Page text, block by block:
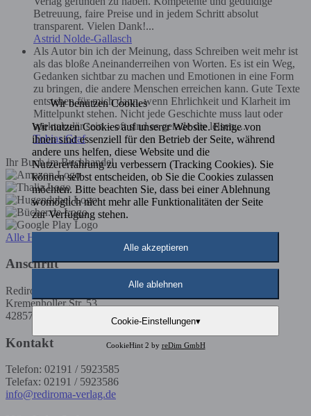
Betreuung, faire Preise und in jedem Schritt absolut
transparent. Vielen Dank!...
Astrid Nolde-Gallasch
Als Autor bin ich der Meinung, dass Schreiben weit mehr ist
als das bloße Aneinanderreihen von Worten. Es ist ein Weg,
Gedanken sichtbar zu machen und Emotionen in eine Form
zu bringen, die andere Menschen erreichen kann. Gute Texte
entstehen für mich dann, wenn Ehrlichkeit und Klarheit im
Mittelpunkt stehen. Nicht jede Geschichte muss laut oder
spektakulär sein – oft sind es gerade die leisen,...
Tobias Graf
Ihr Buch im Buchhandel
Alle Händler
Anschrift
Rediroma-Verlag
Kremenholler Str. 53
42857 Remscheid
Kontakt
Telefon: 02191 / 5923585
Telefax: 02191 / 5923586
info@rediroma-verlag.de
Wir benutzen Cookies
Wir nutzen Cookies auf unserer Website. Einige von
ihnen sind essenziell für den Betrieb der Seite, während
andere uns helfen, diese Website und die
Nutzererfahrung zu verbessern (Tracking Cookies). Sie
können selbst entscheiden, ob Sie die Cookies zulassen
möchten. Bitte beachten Sie, dass bei einer Ablehnung
womöglich nicht mehr alle Funktionalitäten der Seite
zur Verfügung stehen.
Alle akzeptieren
Alle ablehnen
Cookie-Einstellungen▾
CookieHint 2 by reDim GmbH